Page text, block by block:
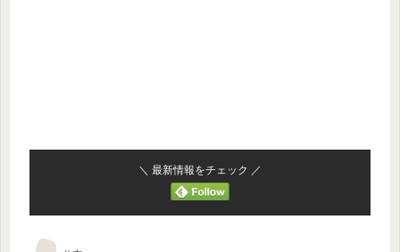
＼ 最新情報をチェック ／